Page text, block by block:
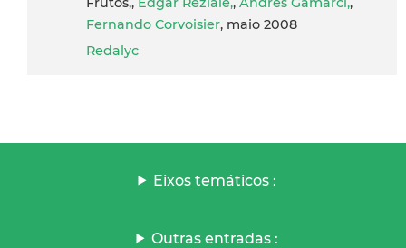
Fernando Corvoisier, maio 2008
Redalyc
Eixos temáticos :
Outras entradas :